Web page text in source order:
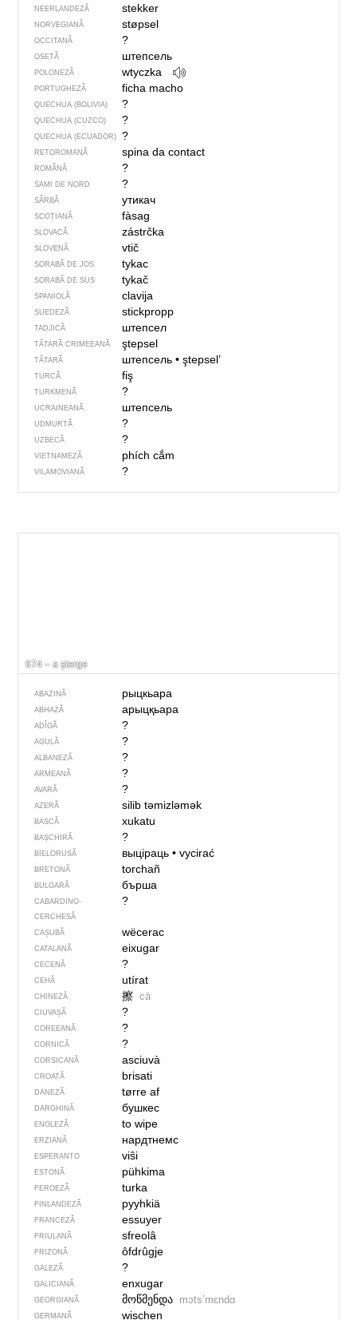
NEERLANDEZĂ stekker
NORVEGIANĂ støpsel
OCCITANĂ ?
OSETĂ штепсель
POLONEZĂ wtyczka
PORTUGHEZĂ ficha macho
QUECHUA (BOLIVIA) ?
QUECHUA (CUZCO) ?
QUECHUA (ECUADOR) ?
RETOROMANĂ spina da contact
ROMÂNĂ ?
SAMI DE NORD ?
SÂRBĂ утикач
SCOȚIANĂ fàsag
SLOVACĂ zástrčka
SLOVENĂ vtič
SORABĂ DE JOS tykac
SORABĂ DE SUS tykač
SPANIOLĂ clavija
SUEDEZĂ stickpropp
TADJICĂ штепсел
TĂTARĂ CRIMEEANĂ ştepsel
TĂTARĂ штепсель• ştepsel’
TURCĂ fiş
TURKMENĂ ?
UCRAINEANĂ штепсель
UDMURTĂ ?
UZBECĂ ?
VIETNAMEZĂ phích cắm
VILAMOVIANĂ ?
674 – a șterge
ABAZINĂ рыцкьара
ABHAZĂ арыцқьара
ADÎGĂ ?
AGULĂ ?
ALBANEZĂ ?
ARMEANĂ ?
AVARĂ ?
AZERĂ silib təmizləmək
BASCĂ xukatu
BAȘCHIRĂ ?
BIELORUSĂ выціраць• vycirać
BRETONĂ torchañ
BULGARĂ бърша
CABARDINO-
CERCHESĂ
?
CAȘUBĂ wëcerac
CATALANĂ eixugar
CECENĂ ?
CEHĂ utírat
CHINEZĂ 擦 cā
CIUVAȘĂ ?
COREEANĂ ?
CORNICĂ ?
CORSICANĂ asciuvà
CROATĂ brisati
DANEZĂ tørre af
DARGHINĂ бушкес
ENGLEZĂ to wipe
ERZIANĂ нардтнемс
ESPERANTO viŝi
ESTONĂ pühkima
FEROEZĂ turka
FINLANDEZĂ pyyhkiä
FRANCEZĂ essuyer
FRIULANĂ sfreolâ
FRIZONĂ ôfdrûgje
GALEZĂ ?
GALICIANĂ enxugar
GEORGIANĂ მოწმენდა mɔtsʼmɛndɑ
GERMANĂ wischen